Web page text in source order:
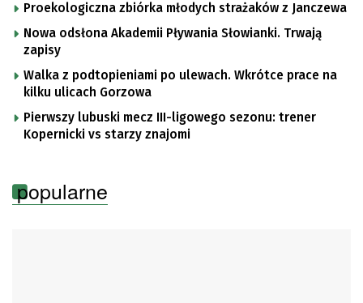
Proekologiczna zbiórka młodych strażaków z Janczewa
Nowa odsłona Akademii Pływania Słowianki. Trwają
zapisy
Walka z podtopieniami po ulewach. Wkrótce prace na
kilku ulicach Gorzowa
Pierwszy lubuski mecz III-ligowego sezonu: trener
Kopernicki vs starzy znajomi
popularne